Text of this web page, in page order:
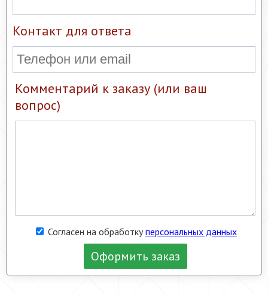
Контакт для ответа
Комментарий к заказу (или ваш
вопрос)
Оформить заказ
Согласен на обработкуперсональных данных